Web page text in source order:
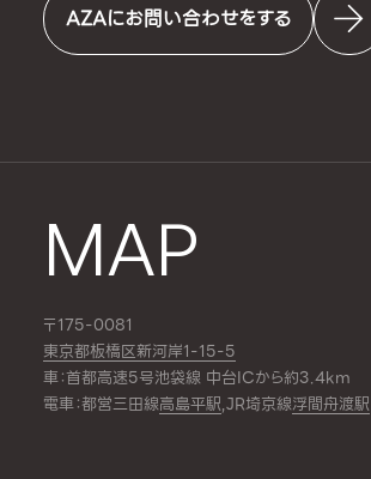
AZAにお問い合わせをする
MAP
〒175-0081
東京都板橋区新河岸1-15-5
車：首都高速5号池袋線 中台ICから約3.4km
電車：都営三田線高島平駅,JR埼京線浮間舟渡駅